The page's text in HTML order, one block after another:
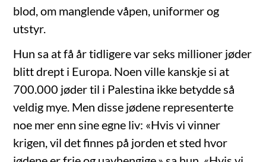
blod, om manglende våpen, uniformer og
utstyr.
Hun sa at få år tidligere var seks millioner jøder
blitt drept i Europa. Noen ville kanskje si at
700.000 jøder til i Palestina ikke betydde så
veldig mye. Men disse jødene representerte
noe mer enn sine egne liv: «Hvis vi vinner
krigen, vil det finnes på jorden et sted hvor